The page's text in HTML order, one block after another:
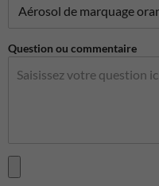
Question ou commentaire